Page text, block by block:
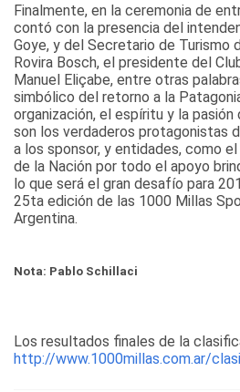
Finalmente, en la ceremonia de
contó con la presencia del
Goye, y del Secretario de Turismo
Rovira Bosch, el presidente del
Manuel Eliçabe, entre otras
simbólico del retorno a la
organización, el espíritu y la
son los verdaderos protagonistas
a los sponsor, y entidades, como
de la Nación por todo el apoyo
lo que será el gran desafío para
25ta edición de las 1000 Millas
Argentina.
Nota: Pablo Schillaci
Los resultados finales de la
http://www.1000millas.com.ar/